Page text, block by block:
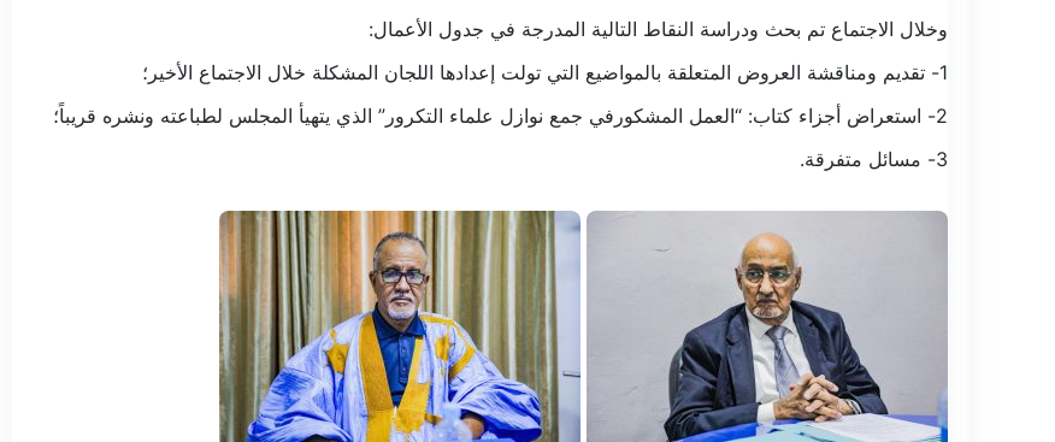
وخلال الاجتماع تم بحث ودراسة النقاط التالية المدرجة في جدول الأعمال:
1- تقديم ومناقشة العروض المتعلقة بالمواضيع التي تولت إعدادها اللجان المشكلة خلال الاجتماع الأخير؛
2- استعراض أجزاء كتاب: “العمل المشكورفي جمع نوازل علماء التكرور” الذي يتهيأ المجلس لطباعته ونشره قريباً؛
3- مسائل متفرقة.